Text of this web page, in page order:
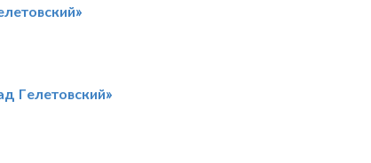
Гелетовский»